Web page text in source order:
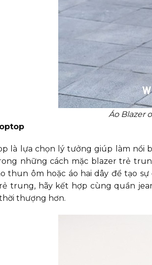
Áo Blazer
là lựa chọn lý tưởng giúp làm nổi
những cách mặc blazer trẻ
thun ôm hoặc áo hai dây để tạo
trung, hãy kết hợp cùng quần
thượng hơn.